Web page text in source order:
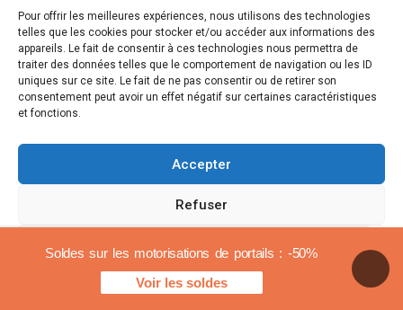
Pour offrir les meilleures expériences, nous utilisons des technologies
telles que les cookies pour stocker et/ou accéder aux informations des
appareils. Le fait de consentir à ces technologies nous permettra de
traiter des données telles que le comportement de navigation ou les ID
uniques sur ce site. Le fait de ne pas consentir ou de retirer son
consentement peut avoir un effet négatif sur certaines caractéristiques
et fonctions.
Accepter
Refuser
Voir les préférences
CookiebeleidJuridische mededelingen
mogelijk om te zien dat Logisty een uitstekend
compromis biedt tussen prestaties en kosten.
Uiteindelijk zijn de recensies over de Logisty
garagedeurmotorisering over het algemeen
efficiënte oplossing om uw garagedeur te
motoriseren, dan kan Logisty aan uw
u gespecialiseerde bronnen raadplegen, zoals
Soldes sur les motorisations de portails : -50%
Voir les soldes